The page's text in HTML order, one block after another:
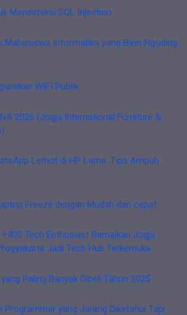
Mendeteksi SQL Injection
Mahasiswa Informatika yang Bikin Ngoding
WIFI Publik
2026 (Jogja International Furniture &
Lemot di HP Lama: Tips Ampuh
Freeze dengan Mudah dan cepat
+400 Tech Enthusiast Ramaikan Jogja
Jadi Tech Hub Terkemuka
Paling Banyak Dibeli Tahun 2025
Programmer yang Jarang Diketahui Tapi